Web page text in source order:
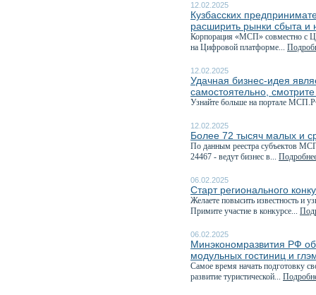
12.02.2025
Кузбасских
расширить рынки сбыта и
Корпорация «МСП» совместно с
на Цифровой платформе...
12.02.2025
Удачная бизнес-идея
самостоятельно,
Узнайте больше на портале
12.02.2025
Более 72 тысяч малых и
По данным реестра субъектов
24467 - ведут бизнес в...
06.02.2025
Старт регионального
Желаете повысить известность и
Примите участие в конкурсе...
06.02.2025
Минэкономразвития РФ
модульных гостиниц и
Самое время начать подготовку
развитие туристической...